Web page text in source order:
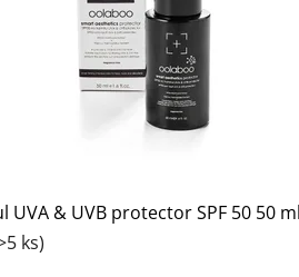
UVA & UVB protector SPF 50 50 ml
ks)